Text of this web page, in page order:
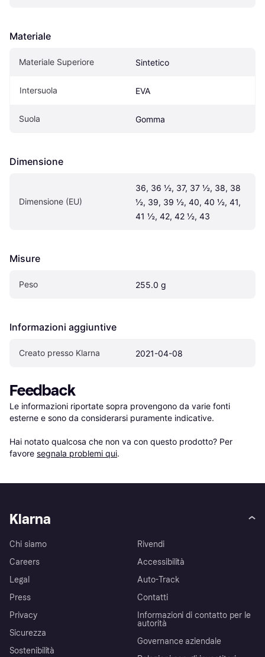
Materiale
Materiale Superiore Sintetico
Intersuola EVA
Suola Gomma
Dimensione
Dimensione (EU)
36, 36 ½, 37, 37 ½, 38, 38
½, 39, 39 ½, 40, 40 ½, 41,
41 ½, 42, 42 ½, 43
Misure
Peso 255.0 g
Informazioni aggiuntive
Creato presso Klarna 2021-04-08
Feedback
Le informazioni riportate sopra provengono da varie fonti
esterne e sono da considerarsi puramente indicative.
Hai notato qualcosa che non va con questo prodotto? Per
favore segnala problemi qui.
Klarna
Chi siamo
Careers
Legal
Press
Privacy
Sicurezza
Sostenibilità
Rivendi
Accessibilità
Auto-Track
Contatti
Informazioni di contatto per le
autorità
Governance aziendale